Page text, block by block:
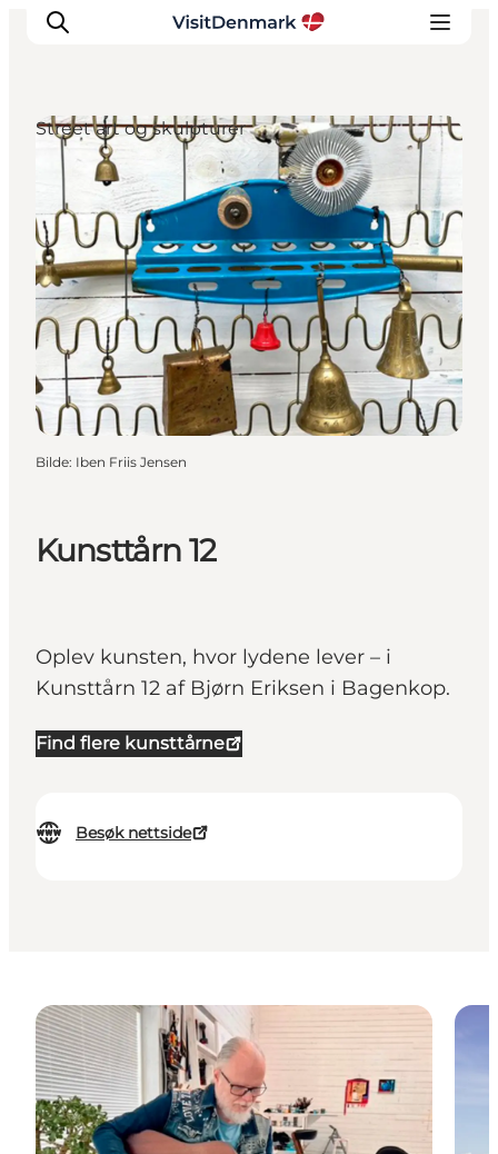
Inspirasjon
Reisemål
Aktiviteter
Overnatting
Planlegg reisen
Kunsttårn 12
Oplev kunsten, hvor lydene lever – i
Kunsttårn 12 af Bjørn Eriksen i Bagenkop.
Find flere kunsttårne
Besøk nettside
Street art og skulpturer
Bilde: Iben Friis Jensen